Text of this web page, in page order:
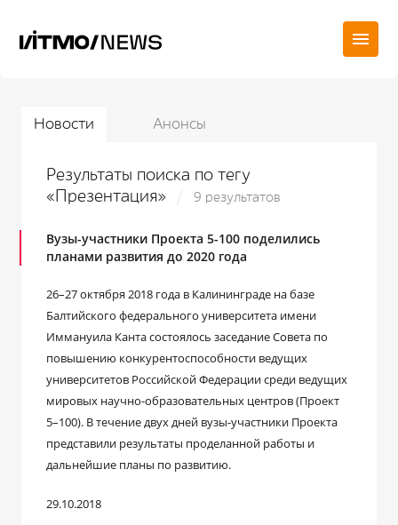
Новости Анонсы
Результаты поиска по тегу
«Презентация»
9 результатов
Вузы-участники Проекта 5-100 поделились
планами развития до 2020 года
26–27 октября 2018 года в Калининграде на базе
Балтийского федерального университета имени
Иммануила Канта состоялось заседание Совета по
повышению конкурентоспособности ведущих
университетов Российской Федерации среди ведущих
мировых научно-образовательных центров (Проект
5–100). В течение двух дней вузы-участники Проекта
представили результаты проделанной работы и
дальнейшие планы по развитию.
29.10.2018